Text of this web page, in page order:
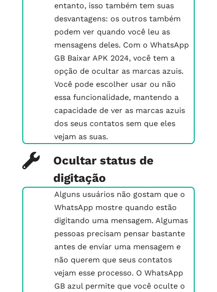
entanto, isso também tem suas
desvantagens: os outros também
podem ver quando você leu as
mensagens deles. Com o WhatsApp
GB Baixar APK 2024, você tem a
opção de ocultar as marcas azuis.
Você pode escolher usar ou não
essa funcionalidade, mantendo a
capacidade de ver as marcas azuis
dos seus contatos sem que eles
vejam as suas.
Ocultar status de
digitação
Alguns usuários não gostam que o
WhatsApp mostre quando estão
digitando uma mensagem. Algumas
pessoas precisam pensar bastante
antes de enviar uma mensagem e
não querem que seus contatos
vejam esse processo. O WhatsApp
GB azul permite que você oculte o